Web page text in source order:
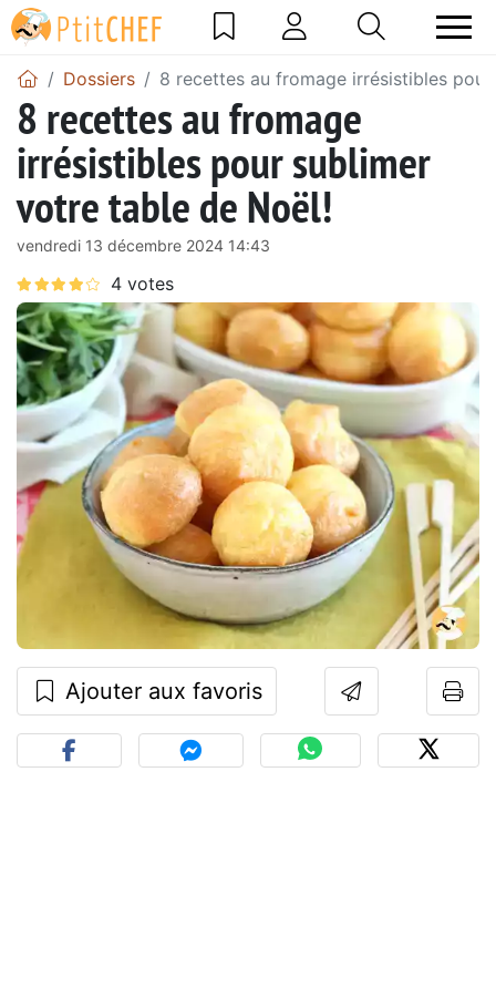
Dossiers 8 recettes au fromage irrésistibles
8 recettes au fromage
irrésistibles pour sublimer
votre table de Noël!
vendredi 13 décembre 2024 14:43
Ajouter aux favoris